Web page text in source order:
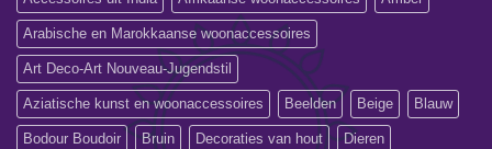
Arabische en Marokkaanse woonaccessoires
Art Deco-Art Nouveau-Jugendstil
Aziatische kunst en woonaccessoires Beelden Beige Blauw
Bodour Boudoir Bruin Decoraties van hout Dieren